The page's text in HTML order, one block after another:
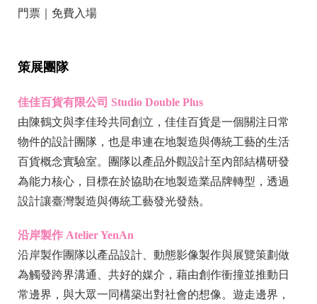
門票｜免費入場
策展團隊
佳佳百貨有限公司 Studio Double Plus
由陳鶴文與李佳玲共同創立，佳佳百貨是一個關注日常
物件的設計團隊，也是串連在地製造與傳統工藝的生活
百貨概念實驗室。團隊以產品外觀設計至內部結構研發
為能力核心，目標在於協助在地製造業品牌轉型，透過
設計讓臺灣製造與傳統工藝發光發熱。
沿岸製作 Atelier YenAn
沿岸製作團隊以產品設計、動態影像製作與展覽策劃做
為觸發跨界溝通、共好的媒介，藉由創作衝撞並推動日
常邊界，與大眾一同構築出對社會的想像。遊走邊界，